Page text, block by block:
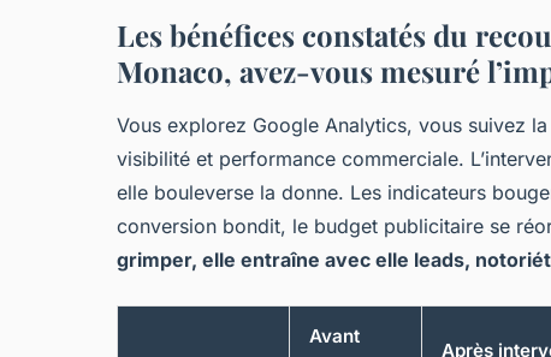
Les bénéfices constatés du
Monaco, avez-vous mesuré
Vous explorez Google Analytics, vous suivez
visibilité et performance commerciale.
elle bouleverse la donne. Les indicateurs
conversion bondit, le budget publicitaire se
grimper, elle entraîne avec elle leads,
Avant
Après